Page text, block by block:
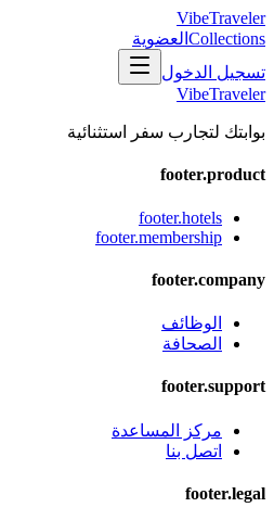
VibeTraveler
Collections العضوية
تسجيل الدخول
VibeTraveler
بوابتك لتجارب سفر استثنائية
footer.product
footer.hotels
footer.membership
footer.company
الوظائف
الصحافة
footer.support
مركز المساعدة
اتصل بنا
footer.legal